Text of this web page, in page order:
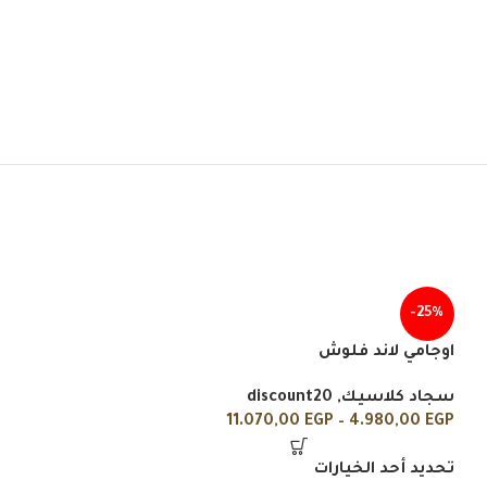
-25%
اوجامي لاند فلوش
سجاد كلاسيك,
discount20
4.980,00 EGP
–
11.070,00 EGP
تحديد أحد الخيارات